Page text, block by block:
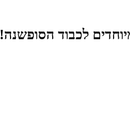
לכבוד הסופשנה!